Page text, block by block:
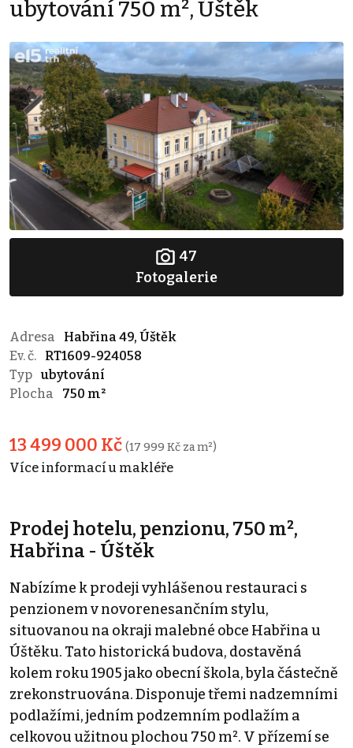
ubytování 750 m², Úštěk
47
Fotogalerie
Adresa
Habřina 49, Úštěk
Ev. č.
RT1609-924058
Typ ubytování
Plocha
750 m²
13 499 000 Kč (17 999 Kč za m²)
Více informací u makléře
Prodej hotelu, penzionu, 750 m²,
Habřina - Úštěk
Nabízíme k prodeji vyhlášenou restauraci s
penzionem v novorenesančním stylu,
situovanou na okraji malebné obce Habřina u
Úštěku. Tato historická budova, dostavěná
kolem roku 1905 jako obecní škola, byla částečně
zrekonstruována. Disponuje třemi nadzemními
podlažími, jedním podzemním podlažím a
celkovou užitnou plochou 750 m². V přízemí se